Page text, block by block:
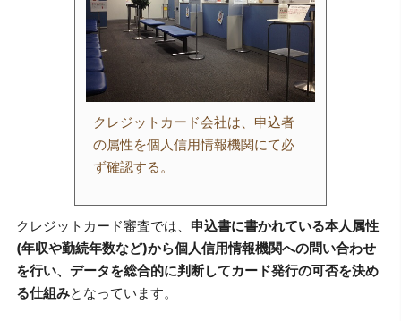
クレジットカード会社は、申込者
の属性を個人信用情報機関にて必
ず確認する。
クレジットカード審査では、 申込書に書かれている本人属性
(年収や勤続年数など)から個人信用情報機関への問い合わせ
を行い、データを総合的に判断してカード発行の可否を決め
る仕組みとなっています。